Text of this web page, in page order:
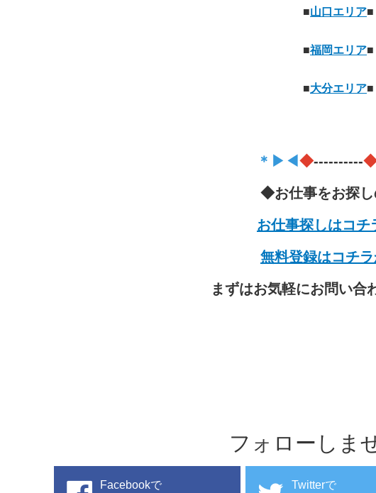
■山口エリア■
■福岡エリア■
■大分エリア■
＊▶◀◆----------
◆お仕事をお探
お仕事探しはコチ
無料登録はコチ
まずはお気軽にお問い
フォローしま
Facebookで Twitterで